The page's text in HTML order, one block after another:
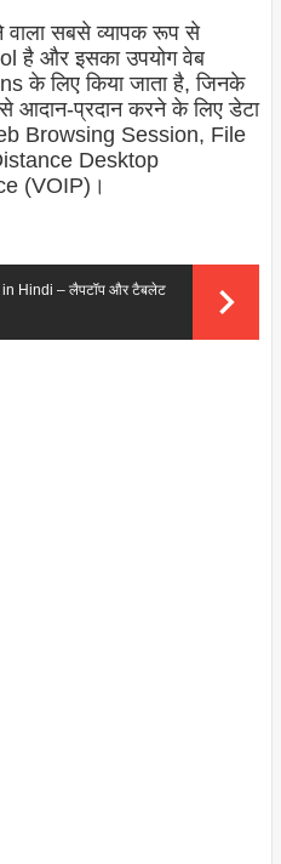
सबसे व्यापक रूप से
है और इसका उपयोग वेब
के लिए किया जाता है, जिनके
आदान-प्रदान करने के लिए डेटा
Browsing Session, File
Desktop
(VOIP)।
Hindi – लैपटॉप और टैबलेट